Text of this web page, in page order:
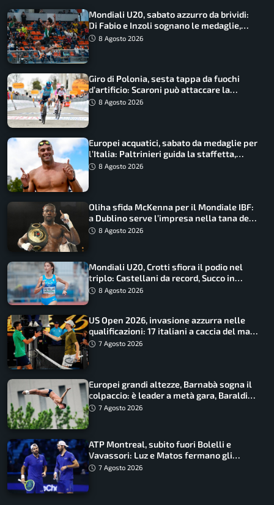
Mondiali U20, sabato azzurro da brividi:
Di Fabio e Inzoli sognano le medaglie,
Castellani e Succo in finale
8 Agosto 2026
Giro di Polonia, sesta tappa da fuochi
d’artificio: Scaroni può attaccare la
maglia di Lemmen
8 Agosto 2026
Europei acquatici, sabato da medaglie per
l’Italia: Paltrinieri guida la staffetta,
Barnabà sogna l’oro dalle grandi altezze
8 Agosto 2026
Oliha sfida McKenna per il Mondiale IBF:
a Dublino serve l’impresa nella tana del
lupo8 Agosto 2026
Mondiali U20, Crotti sfiora il podio nel
triplo: Castellani da record, Succo in
finale
8 Agosto 2026
US Open 2026, invasione azzurra nelle
qualificazioni: 17 italiani a caccia del main
draw7 Agosto 2026
Europei grandi altezze, Barnabà sogna il
colpaccio: è leader a metà gara, Baraldi
ancora in corsa
7 Agosto 2026
ATP Montreal, subito fuori Bolelli e
Vavassori: Luz e Matos fermano gli
azzurri
7 Agosto 2026